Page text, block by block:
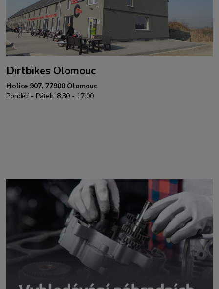
Dirtbikes Olomouc
Holice 907, 77900 Olomouc
Pondělí - Pátek: 8:30 - 17:00